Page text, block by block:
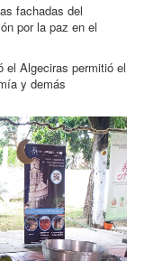
fachadas del
por la paz en el
el Algeciras permitió el
y demás